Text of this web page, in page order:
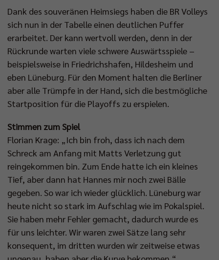
Dank des souveränen Heimsiegs haben die BR Volleys
sich nun in der Tabelle einen deutlichen Puffer
erarbeitet. Der kann wertvoll werden, denn in der
Rückrunde warten viele schwere Auswärtsspiele –
beispielsweise in Friedrichshafen, Hildesheim und
eben Lüneburg. Für den Moment halten die Berliner
aber alle Trümpfe in der Hand, sich die bestmögliche
Startposition für die Playoffs zu erspielen.
Stimmen zum Spiel
Florian Krage: „Ich bin froh, dass ich nach dem
Schreck am Anfang mit Matts Verletzung gut
reingekommen bin. Zum Ende hatte ich ein kleines
Tief, aber dann hat Hannes mir noch zwei Bälle
gegeben. So war ich wieder glücklich. Lüneburg war
heute nicht so stark im Aufschlag wie im Pokalspiel.
Sie haben mehr Fehler gemacht, dadurch wurde es
für uns leichter. Wir waren zwei Sätze lang sehr
konsequent, im dritten wurden wir zeitweise etwas